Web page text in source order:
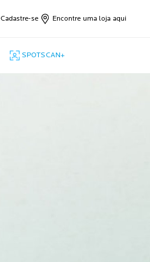
Cadastre-se Encontre uma loja aqui
SPOTSCAN+